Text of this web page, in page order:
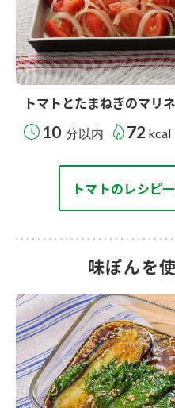
トマトとたまねぎのマリネ
10 分以内 72 kcal
トマトのレシピ
味ぽんを